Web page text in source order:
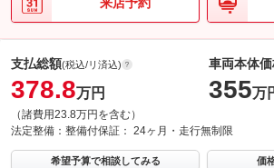
支払総額(税込/リ済込)
378.8万円
（諸費用23.8万円を含む）
車両本体
355万
法定整備： 整備付保証： 24ヶ月・走行無制限
希望予算で相談してみる 価